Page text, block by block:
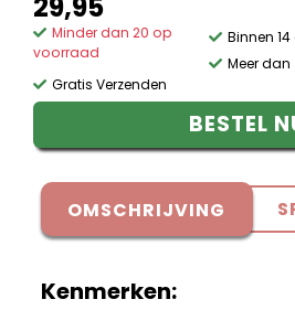
29,95
Minder dan 20 op
voorraad
Gratis Verzenden
Binnen
Meer
BESTEL
OMSCHRIJVING
Kenmerken: